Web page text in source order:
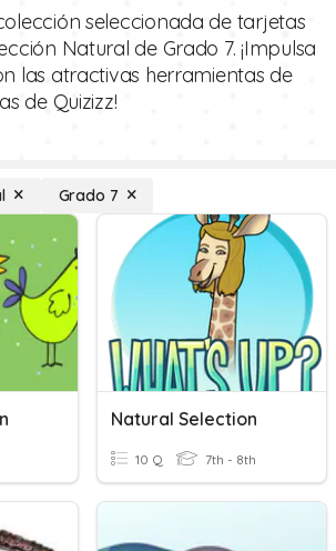
seleccionada de tarjetas
Natural de Grado 7. ¡Impulsa
las atractivas herramientas de
de Quizizz!
Grado 7
Natural Selection
10 Q 7th - 8th